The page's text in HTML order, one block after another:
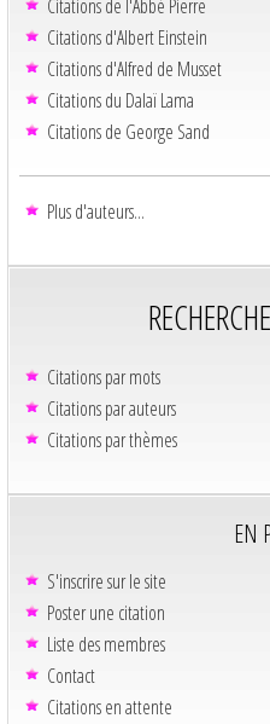
Citations de l'Abbé Pierre
Citations d'Albert Einstein
Citations d'Alfred de Musset
Citations du Dalaï Lama
Citations de George Sand
Plus d'auteurs...
Citations par mots
Citations par auteurs
Citations par thèmes
EN
S'inscrire sur le site
Poster une citation
Liste des membres
Contact
Citations en attente